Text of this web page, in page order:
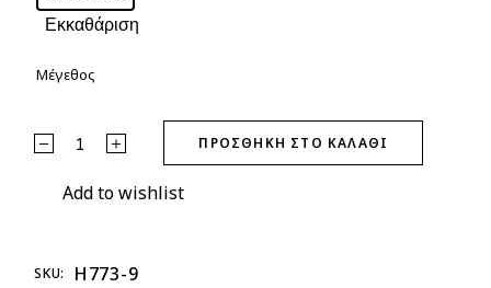
Μέγεθος
Εκκαθάριση
Πουκάμισο Διάφανο Καφέ quantity
ΠΡΟΣΘΉΚΗ ΣΤΟ ΚΑΛΆΘΙ
Add to wishlist
SKU: H773-9